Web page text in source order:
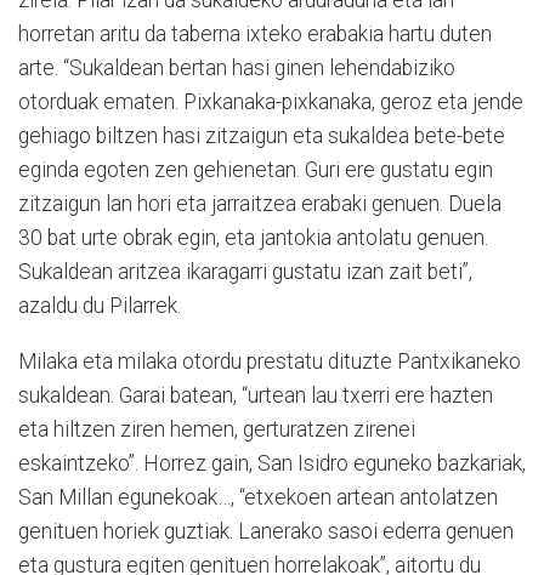
horretan aritu da taberna ixteko erabakia hartu duten
arte. “Sukaldean bertan hasi ginen lehendabiziko
otorduak ematen. Pixkanaka-pixkanaka, geroz eta jende
gehiago biltzen hasi zitzaigun eta sukaldea bete-bete
eginda egoten zen gehienetan. Guri ere gustatu egin
zitzaigun lan hori eta jarraitzea erabaki genuen. Duela
30 bat urte obrak egin, eta jantokia antolatu genuen.
Sukaldean aritzea ikaragarri gustatu izan zait beti”,
azaldu du Pilarrek.
Milaka eta milaka otordu prestatu dituzte Pantxikaneko
sukaldean. Garai batean, “urtean lau txerri ere hazten
eta hiltzen ziren hemen, gerturatzen zirenei
eskaintzeko”. Horrez gain, San Isidro eguneko bazkariak,
San Millan egunekoak…, “etxekoen artean antolatzen
genituen horiek guztiak. Lanerako sasoi ederra genuen
eta gustura egiten genituen horrelakoak”, aitortu du